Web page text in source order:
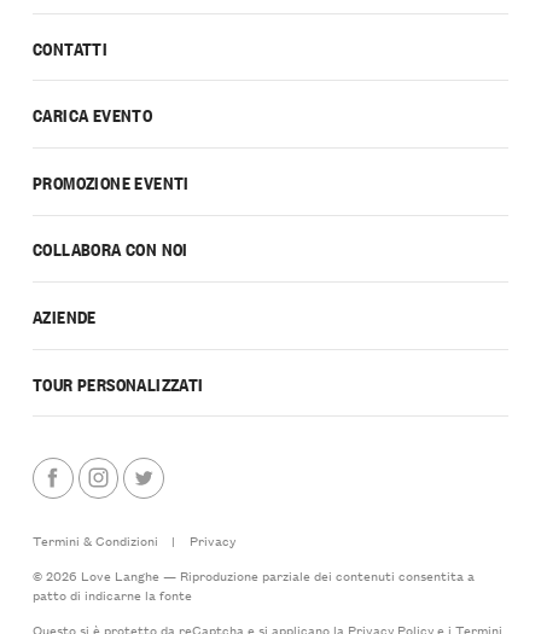
CONTATTI
CARICA EVENTO
PROMOZIONE EVENTI
COLLABORA CON NOI
AZIENDE
TOUR PERSONALIZZATI
Termini & Condizioni |
Privacy
© 2026 Love Langhe — Riproduzione parziale dei contenuti consentita a
patto di indicarne la fonte
Questo si è protetto da reCaptcha e si applicano la Privacy Policye i Termini